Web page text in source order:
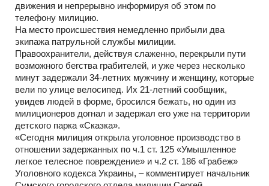
движения и непрерывно информируя об этом по
телефону милицию.
На место происшествия немедленно прибыли два
экипажа патрульной службы милиции.
Правоохранители, действуя слаженно, перекрыли пути
возможного бегства грабителей, и уже через несколько
минут задержали 34-летних мужчину и женщину, которые
вели по улице велосипед. Их 21-летний сообщник,
увидев людей в форме, бросился бежать, но один из
милиционеров догнал и задержал его уже на территории
детского парка «Сказка».
«Сегодня милиция открыла уголовное производство в
отношении задержанных по ч.1 ст. 125 «Умышленное
легкое телесное повреждение» и ч.2 ст. 186 «Грабеж»
Уголовного кодекса Украины, – комментирует начальник